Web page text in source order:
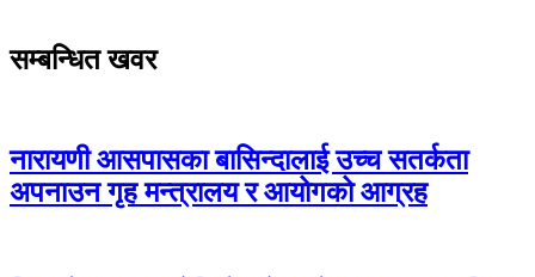
सम्बन्धित खवर
नारायणी आसपासका बासिन्दालाई उच्च सतर्कता
अपनाउन गृह मन्त्रालय र आयोगको आग्रह